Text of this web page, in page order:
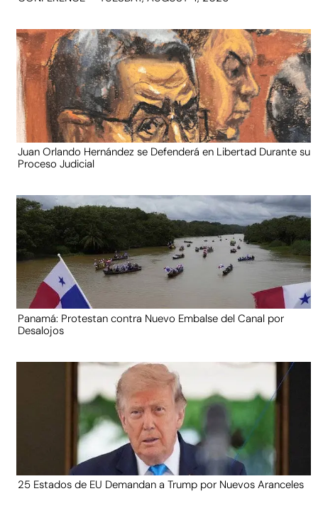
Juan Orlando Hernández se Defenderá en Libertad Durante su
Proceso Judicial
Panamá: Protestan contra Nuevo Embalse del Canal por
Desalojos
25 Estados de EU Demandan a Trump por Nuevos Aranceles